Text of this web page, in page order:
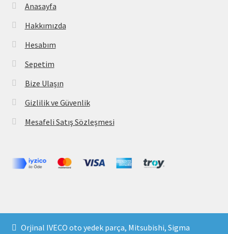
Orjinal IVECO oto yedek parça, Mitsubishi, Sigma
Anasayfa
Hakkımızda
Hesabım
Sepetim
Bize Ulaşın
Gizlilik ve Güvenlik
Mesafeli Satış Sözleşmesi
Copyright 2021 © parcavs.com Tüm hakları saklıdır. Kredi